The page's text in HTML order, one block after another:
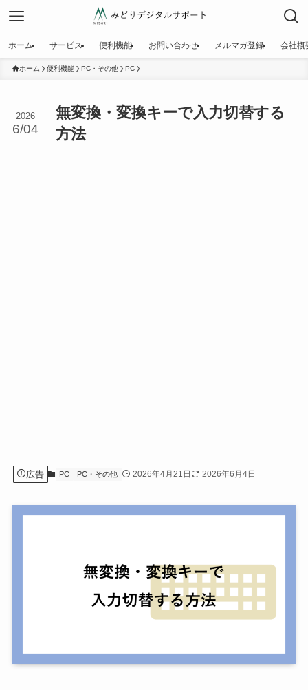
ホーム サービス 便利機能 お問い合わせ メルマガ登録 会社概
ホーム 便利機能 PC・その他 PC
無変換・変換キーで入力切替する
方法
2026
6/04
広告 PC PC・その他 2026年4月21日 2026年6月4日